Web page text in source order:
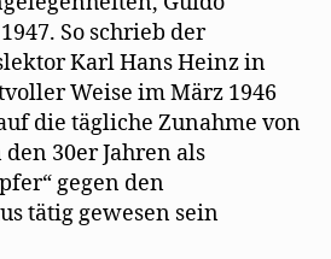
So schrieb der
Karl Hans Heinz in
Weise im März 1946
die tägliche Zunahme von
30er Jahren als
gegen den
tätig gewesen sein